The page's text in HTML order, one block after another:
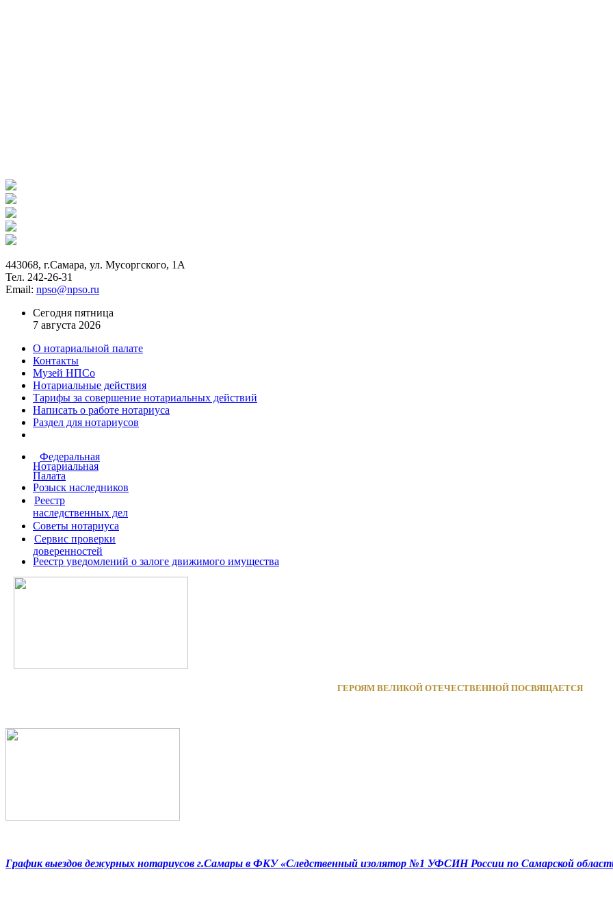
443068, г.Самара, ул. Мусоргского, 1А
Тел. 242-26-31
Email: npso@npso.ru
Сегодня пятница
7 августа 2026
О нотариальной палате
Контакты
Музей НПСо
Нотариальные действия
Тарифы за совершение нотариальных действий
Написать о работе нотариуса
Раздел для нотариусов
Федеральная
Нотариальная
Палата
Розыск наследников
Реестр
наследственных дел
Советы нотариуса
Сервис проверки
доверенностей
Реестр уведомлений о залоге движимого имущества
ГЕРОЯМ ВЕЛИКОЙ ОТЕЧЕСТВЕННОЙ ПОСВЯЩАЕТСЯ
График выездов дежурных нотариусов г.Самары в ФКУ «Следственный изолятор №1 УФСИН России по Самарской